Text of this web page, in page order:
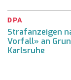
DPA
Strafanzeigen
Vorfall» an
Karlsruhe